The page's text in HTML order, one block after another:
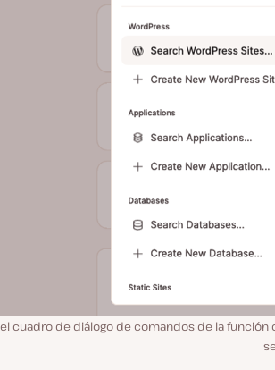
cuadro de diálogo de comandos de la función